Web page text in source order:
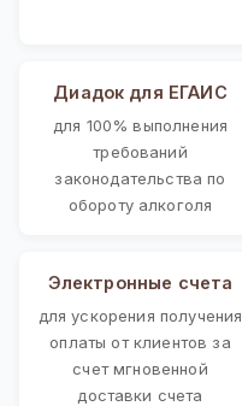
Диадок для ЕГАИС
для 100% выполнения
требований
законодательства по
обороту алкоголя
Электронные счета
для ускорения получения
оплаты от клиентов за
счет мгновенной
доставки счета